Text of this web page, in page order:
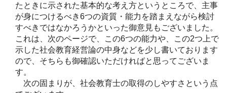
たときに示された基本的な考え方というところで、主事
が身につけるべき6つの資質・能力を踏まえながら検討
すべきではなかろうかといった御意見もございました。
これは、次のページで、この6つの能力や、この2つ上で
示した社会教育経営論の中身などを少し書いております
ので、そちらも御確認いただければと思ってございま
す。
次の固まりが、社会教育士の取得のしやすさという点